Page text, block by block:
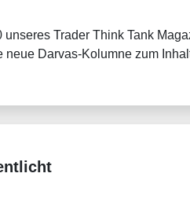
Trader Think Tank
Darvas-Kolumne zum